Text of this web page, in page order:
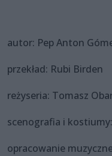
autor: Pep Anton
przekład: Rubi Birden
reżyseria: Tomasz
scenografia i
opracowanie